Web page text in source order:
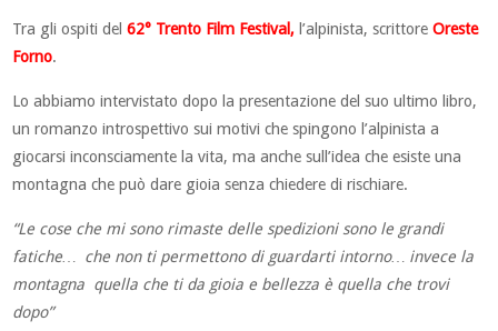
Tra gli ospiti del62° Trento Film Festival, l’alpinista, scrittoreOreste
Forno.
Lo abbiamo intervistato dopo la presentazione del suo ultimo libro,
un romanzo introspettivo sui motivi che spingono l’alpinista a
giocarsi inconsciamente la vita, ma anche sull’idea che esiste una
montagna che può dare gioia senza chiedere di rischiare.
“Le cose che mi sono rimaste delle spedizioni sono le grandi
fatiche… che non ti permettono di guardarti intorno… invece la
montagna quella che ti da gioia e bellezza è quella che trovi
dopo”